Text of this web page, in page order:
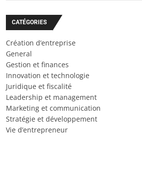
CATÉGORIES
Création d’entreprise
General
Gestion et finances
Innovation et technologie
Juridique et fiscalité
Leadership et management
Marketing et communication
Stratégie et développement
Vie d’entrepreneur